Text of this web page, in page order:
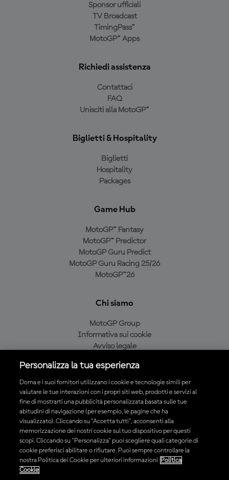
Sponsor ufficiali
TV Broadcast
TimingPass™
MotoGP™ Apps
Richiedi assistenza
Contattaci
FAQ
Unisciti alla MotoGP™
Biglietti & Hospitality
Biglietti
Hospitality
Packages
Game Hub
MotoGP™ Fantasy
MotoGP™ Predictor
MotoGP Guru Predict
MotoGP Guru Racing 25/26
MotoGP™26
Chi siamo
MotoGP Group
Informativa sui cookie
Avviso legale
Condizioni di acquisto
Scarica l'app ufficiale MotoGP™
© 2026 MotoGP Sports Entertainment Group. Tutti i diritti riservati.
Tutti i marchi sono di proprietà dei rispettivi proprietari.
Personalizza la tua esperienza
Dorna e i suoi fornitori utilizzano i cookie e tecnologie simili per
valutare le tue interazioni con i propri siti web, prodotti e servizi al
fine di mostrarti una pubblicità personalizzata basata sulle tue
abitudini di navigazione (per esempio, le pagine che ha
visualizzato). Cliccando su "Accetta tutti", acconsenti alla
memorizzazione dei nostri cookie sul tuo dispositivo per questi
scopi. Cliccando su "Personalizza" puoi scegliere quali categorie di
cookie preferisci abilitare o rifiutare. Puoi sempre controllare la
nostra Politica dei Cookie per ulteriori informazioni
Politica
Cookie